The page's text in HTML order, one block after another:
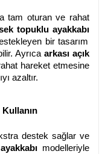
tam oturan ve rahat
topuklu ayakkabı
bir tasarım
Ayrıca arkası açık
hareket etmesine
azaltır.
Kullanın
destek sağlar ve
modelleriyle